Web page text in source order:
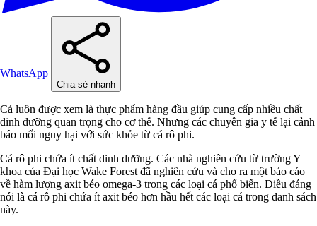
WhatsApp
Chia sẻ nhanh
Cá luôn được xem là thực phẩm hàng đầu giúp cung cấp nhiều chất
dinh dưỡng quan trọng cho cơ thể. Nhưng các chuyên gia y tế lại cảnh
báo mối nguy hại với sức khỏe từ cá rô phi.
Cá rô phi chứa ít chất dinh dưỡng. Các nhà nghiên cứu từ trường Y
khoa của Đại học Wake Forest đã nghiên cứu và cho ra một báo cáo
về hàm lượng axit béo omega-3 trong các loại cá phổ biến. Điều đáng
nói là cá rô phi chứa ít axit béo hơn hầu hết các loại cá trong danh sách
này.